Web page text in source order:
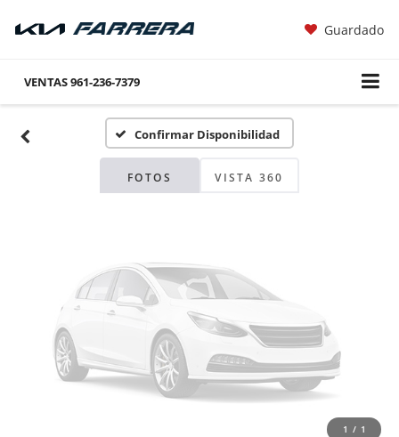
Guardado
VENTAS961-236-7379
Confirmar Disponibilidad
FOTOS VISTA 360
Fotos No
Disponibles
Por favor, revise luego
1 / 1